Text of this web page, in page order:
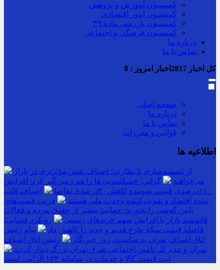
کمیسیون آموزش و پژوهش
کمیسیون امور اقتصادی
کمیسیون بازرسی ماده ۳۹
کمیسیون فرهنگی و اجتماعی
درباره ما
تماس با ما
کل اخبار اخبار امروز : 8
صفحه اصلی
درباره ما
تماس با ما
قوانین و مقررات
اطلاعیه ها
از تصمیم‌سازی تا نظارت؛ اصناف نقش مؤثرتری در بازار
می‌خواهند
گرانی؛ خشکشویی‌ ها را هم زمین‌گیر کرد/ افزایش
۱۱۰درصدی قیمت شوینده کاهش۴۰درصدی تقاضا
اصناف قلب
تپنده اقتصاد و تقویت‌کننده وحدت ملی هستند
فریب قیمت‌های
پایین گوشی را نخورید/ حمایت بیشتر از حقوق مردم و فعالان
قانونمند بازار با افزایش سهم خریدهای رسمی
رویکرد قضایی؛
فاصله قیمت سکه طرح قدیم و جدید را کاهش داد
پیام رئیس
اتاق اصناف تهران به مناسبت روز خبرنگار
رئیس اتاق اصناف
تهران و مدیرکل تامین اجتماعی شرق تهران بزرگ دیدار کردند
ثبت قیمت کالا و خدمات در سامانه ۱۲۴ الزامی است